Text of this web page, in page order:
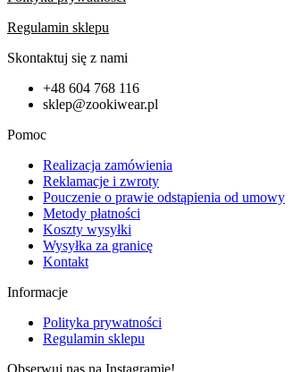
Regulamin sklepu
Skontaktuj się z nami
+48 604 768 116
sklep@zookiwear.pl
Pomoc
Realizacja zamówienia
Reklamacje i zwroty
Pouczenie o prawie odstąpienia od umowy
Metody płatności
Koszty wysyłki
Wysyłka za granicę
Kontakt
Informacje
Polityka prywatności
Regulamin sklepu
Obserwuj nas na Instagramie!